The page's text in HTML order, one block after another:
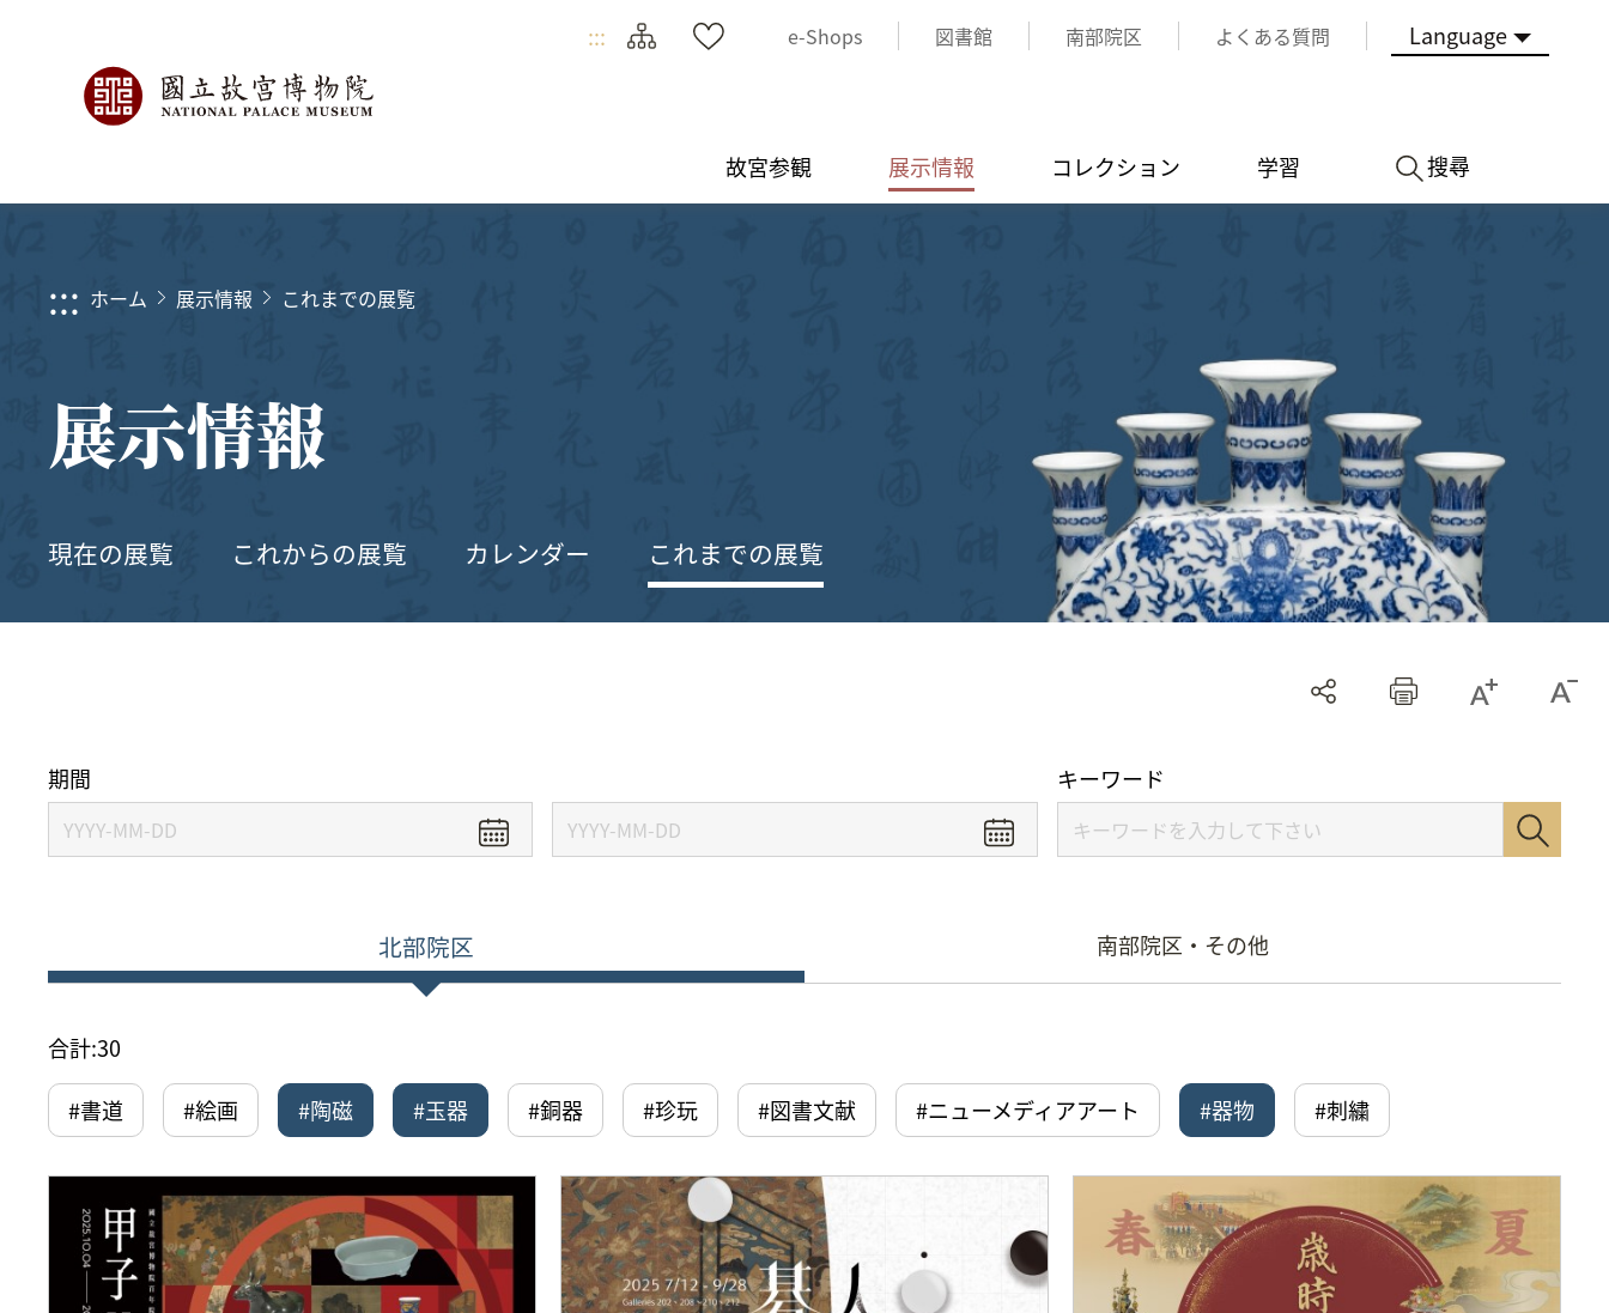
::: e-Shops 図書館 南部院区 よくある質問 Language
故宮参観 展示情報 コレクション 学習 搜尋
::: ホーム 展示情報 これまでの展覧
展示情報
現在の展覧 これからの展覧 カレンダー これまでの展覧
期間 キーワード
北部院区 南部院区・その他
合計:30
#書道
#絵画 #陶磁 #玉器 #銅器 #珍玩 #図書文献 #ニューメディアアート #器物 #刺繍